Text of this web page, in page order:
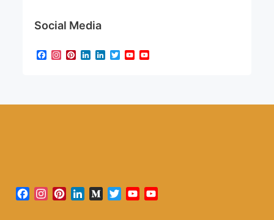
Social Media
Facebook
Instagram
Pinterest
LinkedIn
LinkedIn
TwitterYouTube
Facebook
Instagram
PinterestLinkedInMediumTwitterYouTube